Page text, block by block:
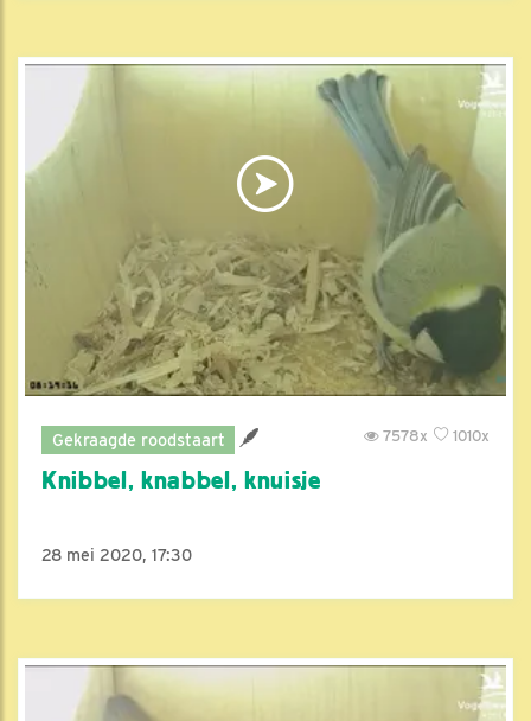
Gekraagde roodstaart 1010x
7578x
Knibbel, knabbel, knuisje
28 mei 2020, 17:30